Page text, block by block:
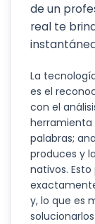
de un
real te
La
es el
con el
herramienta
palabras;
produces y
nativos.
y, lo que es